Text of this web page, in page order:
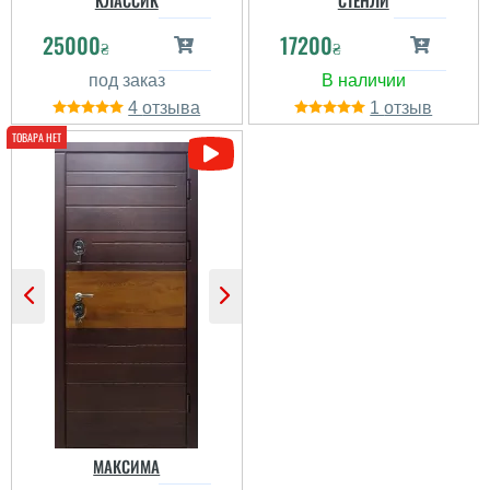
Михайло
Дуже сподобались
Катерина
25000₴
4
17200₴
1
МАКСИМА